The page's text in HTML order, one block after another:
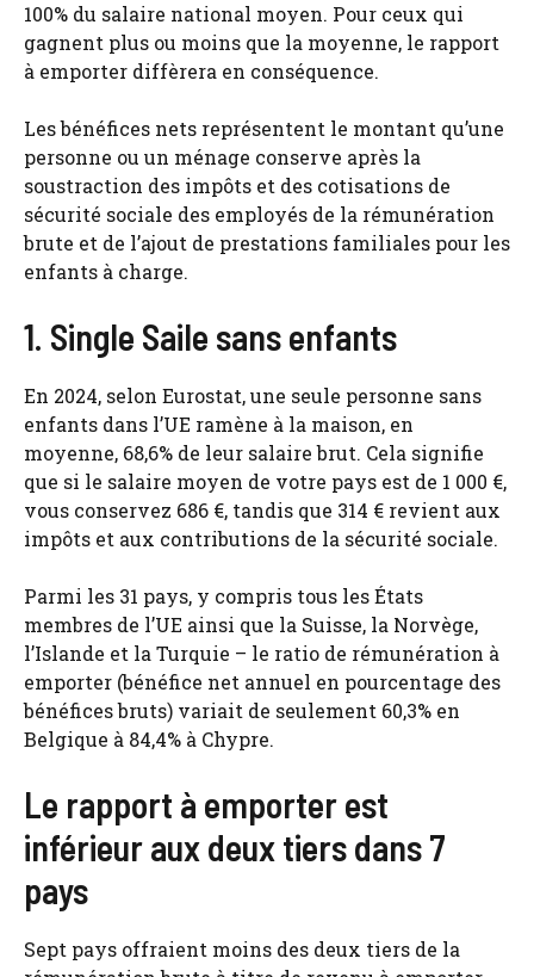
100% du salaire national moyen. Pour ceux qui
gagnent plus ou moins que la moyenne, le rapport
à emporter diffèrera en conséquence.
Les bénéfices nets représentent le montant qu’une
personne ou un ménage conserve après la
soustraction des impôts et des cotisations de
sécurité sociale des employés de la rémunération
brute et de l’ajout de prestations familiales pour les
enfants à charge.
1. Single Saile sans enfants
En 2024, selon Eurostat, une seule personne sans
enfants dans l’UE ramène à la maison, en
moyenne, 68,6% de leur salaire brut. Cela signifie
que si le salaire moyen de votre pays est de 1 000 €,
vous conservez 686 €, tandis que 314 € revient aux
impôts et aux contributions de la sécurité sociale.
Parmi les 31 pays, y compris tous les États
membres de l’UE ainsi que la Suisse, la Norvège,
l’Islande et la Turquie – le ratio de rémunération à
emporter (bénéfice net annuel en pourcentage des
bénéfices bruts) variait de seulement 60,3% en
Belgique à 84,4% à Chypre.
Le rapport à emporter est
inférieur aux deux tiers dans 7
pays
Sept pays offraient moins des deux tiers de la